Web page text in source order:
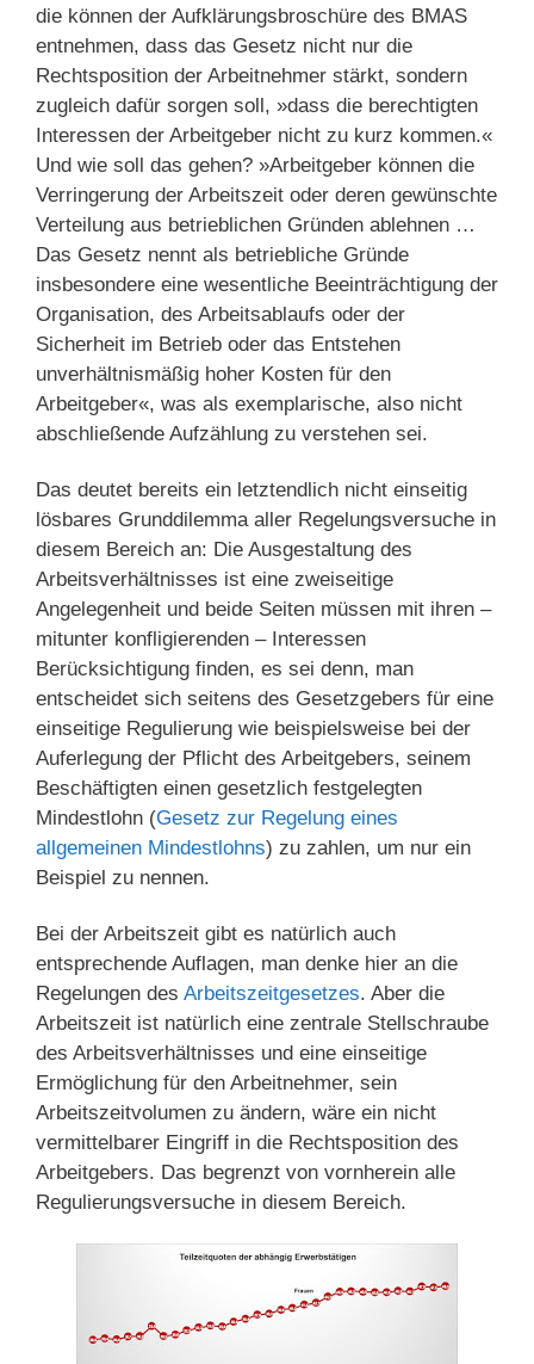
die können der Aufklärungsbroschüre des BMAS
entnehmen, dass das Gesetz nicht nur die
Rechtsposition der Arbeitnehmer stärkt, sondern
zugleich dafür sorgen soll, »dass die berechtigten
Interessen der Arbeitgeber nicht zu kurz kommen.«
Und wie soll das gehen? »Arbeitgeber können die
Verringerung der Arbeitszeit oder deren gewünschte
Verteilung aus betrieblichen Gründen ablehnen …
Das Gesetz nennt als betriebliche Gründe
insbesondere eine wesentliche Beeinträchtigung der
Organisation, des Arbeitsablaufs oder der
Sicherheit im Betrieb oder das Entstehen
unverhältnismäßig hoher Kosten für den
Arbeitgeber«, was als exemplarische, also nicht
abschließende Aufzählung zu verstehen sei.
Das deutet bereits ein letztendlich nicht einseitig
lösbares Grunddilemma aller Regelungsversuche in
diesem Bereich an: Die Ausgestaltung des
Arbeitsverhältnisses ist eine zweiseitige
Angelegenheit und beide Seiten müssen mit ihren –
mitunter konfligierenden – Interessen
Berücksichtigung finden, es sei denn, man
entscheidet sich seitens des Gesetzgebers für eine
einseitige Regulierung wie beispielsweise bei der
Auferlegung der Pflicht des Arbeitgebers, seinem
Beschäftigten einen gesetzlich festgelegten
Mindestlohn (Gesetz zur Regelung eines
allgemeinen Mindestlohns) zu zahlen, um nur ein
Beispiel zu nennen.
Bei der Arbeitszeit gibt es natürlich auch
entsprechende Auflagen, man denke hier an die
Regelungen des Arbeitszeitgesetzes. Aber die
Arbeitszeit ist natürlich eine zentrale Stellschraube
des Arbeitsverhältnisses und eine einseitige
Ermöglichung für den Arbeitnehmer, sein
Arbeitszeitvolumen zu ändern, wäre ein nicht
vermittelbarer Eingriff in die Rechtsposition des
Arbeitgebers. Das begrenzt von vornherein alle
Regulierungsversuche in diesem Bereich.